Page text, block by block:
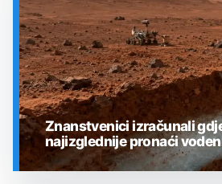
Znanstvenici izračunali
najizglednije pronaći